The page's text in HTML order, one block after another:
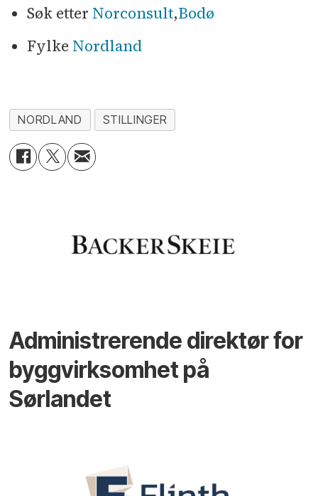
Søk etter Norconsult,Bodø
Fylke Nordland
NORDLAND STILLINGER
Administrerende direktør for
byggvirksomhet på
Sørlandet